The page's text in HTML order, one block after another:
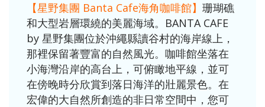
【星野集團 Banta Cafe海角咖啡館】 珊瑚礁
和大型岩層環繞的美麗海域。BANTA CAFE
by 星野集團位於沖繩縣讀谷村的海岸線上，
那裡保留著豐富的自然風光。咖啡館坐落在
小海灣沿岸的高台上，可俯瞰地平線，並可
在傍晚時分欣賞到落日海洋的壯麗景色。在
宏偉的大自然所創造的非日常空間中，您可